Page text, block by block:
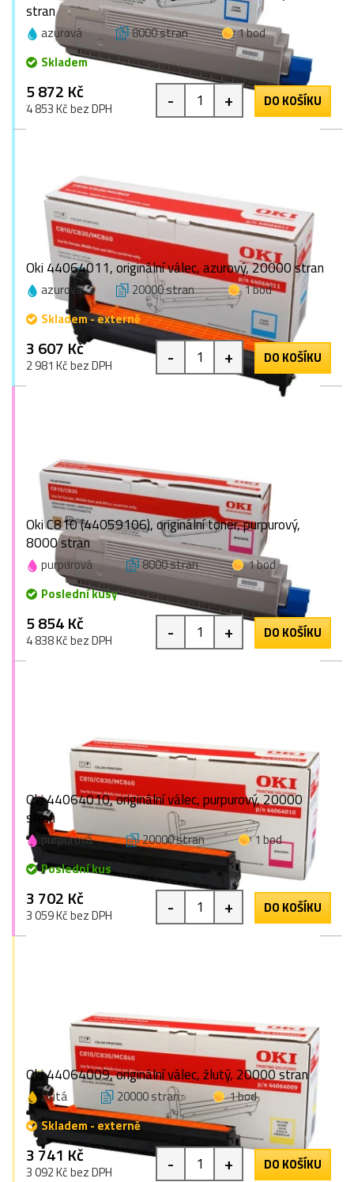
stran
azurová 8000 stran
1 bod
Skladem
5 872 Kč
4 853 Kč bez DPH - + DO KOŠÍKU
Oki 44064011, originální válec, azurový, 20000 stran
azurová 20000 stran
1 bod
Skladem - externě
3 607 Kč
2 981 Kč bez DPH - + DO KOŠÍKU
Oki C810 (44059106), originální toner, purpurový,
8000 stran
purpurová 8000 stran
1 bod
Poslední kusy
5 854 Kč
4 838 Kč bez DPH - + DO KOŠÍKU
Oki 44064010, originální válec, purpurový, 20000
stran
purpurová 20000 stran
1 bod
Poslední kus
3 702 Kč
3 059 Kč bez DPH - + DO KOŠÍKU
Oki 44064009, originální válec, žlutý, 20000 stran
žlutá 20000 stran
1 bod
Skladem - externě
3 741 Kč
3 092 Kč bez DPH - + DO KOŠÍKU